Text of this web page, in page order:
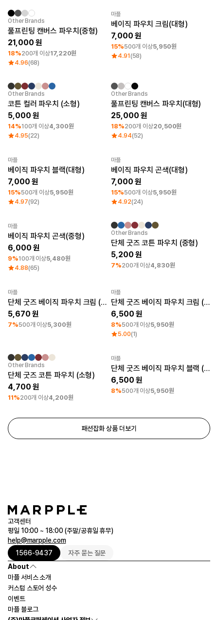
최소 주문수량 1개
Other Brands
풀프린팅 캔버스 파우치(중형)
21,000
18%200개 이상17,220원
4.96(68)
최소 주문수량 1개
마플
베이직 파우치 크림(대형)
7,000
15%500개 이상5,950원
4.91(58)
최소 주문수량 1개
Other Brands
코튼 컬러 파우치 (소형)
5,000
14%100개 이상4,300원
4.95(22)
최소 주문수량 1개
Other Brands
풀프린팅 캔버스 파우치(대형)
25,000
18%200개 이상20,500원
4.94(52)
최소 주문수량 1개
마플
베이직 파우치 블랙(대형)
7,000
15%500개 이상5,950원
4.97(92)
최소 주문수량 1개
마플
베이직 파우치 곤색(대형)
7,000
15%500개 이상5,950원
4.92(24)
최소 주문수량 1개
마플
베이직 파우치 곤색(중형)
6,000
9%100개 이상5,480원
4.88(65)
최소 주문수량 30개
Other Brands
단체 굿즈 코튼 파우치 (중형)
5,200
7%200개 이상4,830원
최소 주문수량 30개
마플
단체 굿즈 베이직 파우치 크림 (중형)
5,670
7%500개 이상5,300원
최소 주문수량 30개
마플
단체 굿즈 베이직 파우치 크림 (대형)
6,500
8%500개 이상5,950원
5.00(1)
최소 주문수량 30개
Other Brands
단체 굿즈 코튼 파우치 (소형)
4,700
11%200개 이상4,200원
최소 주문수량 30개
마플
단체 굿즈 베이직 파우치 블랙 (대형)
6,500
8%500개 이상5,950원
패션잡화 상품 더보기
고객센터
평일 10:00 ~ 18:00 (주말/공휴일 휴무)
help@marpple.com
1566-9437
자주 묻는 질문
About
마플 서비스 소개
커스텀 스토어 성수
이벤트
마플 블로그
스웻셔츠 & 팬츠
사계절 필수템
시스루탑 & 튜브탑